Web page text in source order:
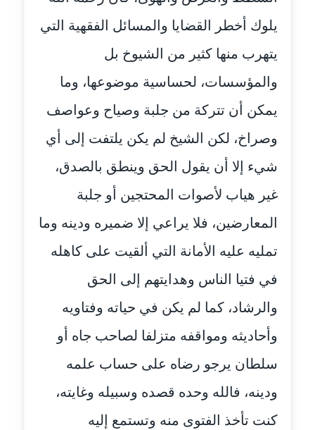
مدونة اسماعيل محسن
عاملة
مدونة اسيمة اسامه
مدونة أشرف القط
مدونة اشرف الكرم
عاملة
مدونة اشرف النجار
عاملة
عاملة
مدونة آمال صالح
عاملة
مدونة أماني بالحاج
معلق
يلوك أخطر القضايا والمسائل الفقهية التي
يتهرب منها كثير من الشيوخ بل
والمؤسسات، لحساسية موضوعها، وما
يمكن أن تتركة من جلبة وصياح وعواصف
وصراخ، لكن الشيخ لم يكن يلتفت إلى أي
شيء إلا أن يقول الحق وينطق بالصدق،
غير هياب لأصوات المحتجين أو جلبة
المعارضين، فلا يراعي إلا ضميره ودينه وما
تمليه عليه الأمانة التي ألقيت على كاهله
في فتيا الناس وهدايتهم إلى الحق
والرشاد، كما لم يكن في حياته وفتاويه
وأحاديثه ومواقفه متزلفا لصاحب جاه أو
سلطان يرجو رضاه على حساب علمه
ودينه، فالله وحده قصده وسبيله وغايته،
كنت تأخذ الفتوى منه وتستمع إليه